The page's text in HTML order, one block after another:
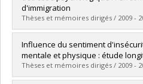
Grade :M. Sc.
Lien vers le document dans
d'immigration
Thèses et mémoires dirigés / 2009 -
Graduate :Leduc, Claire
Cycle :Master's
Grade :M. Sc.
Lien vers le document dans
Influence du sentiment
mentale et physique : étude
Thèses et mémoires dirigés / 2009 -